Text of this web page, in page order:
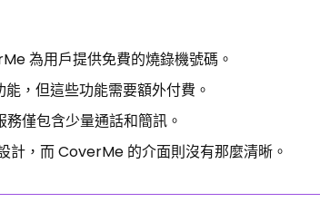
為用戶提供免費的燒錄機號碼。
，但這些功能需要額外付費。
僅包含少量通話和簡訊。
，而 CoverMe 的介面則沒有那麼清晰。